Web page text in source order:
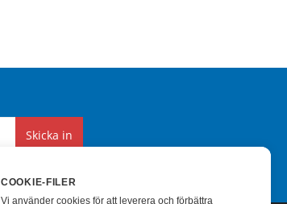
Skicka in
COOKIE-FILER
Vi använder cookies för att leverera och förbättra